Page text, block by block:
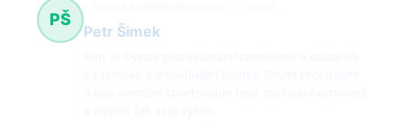
PŠ
Petr Šimek